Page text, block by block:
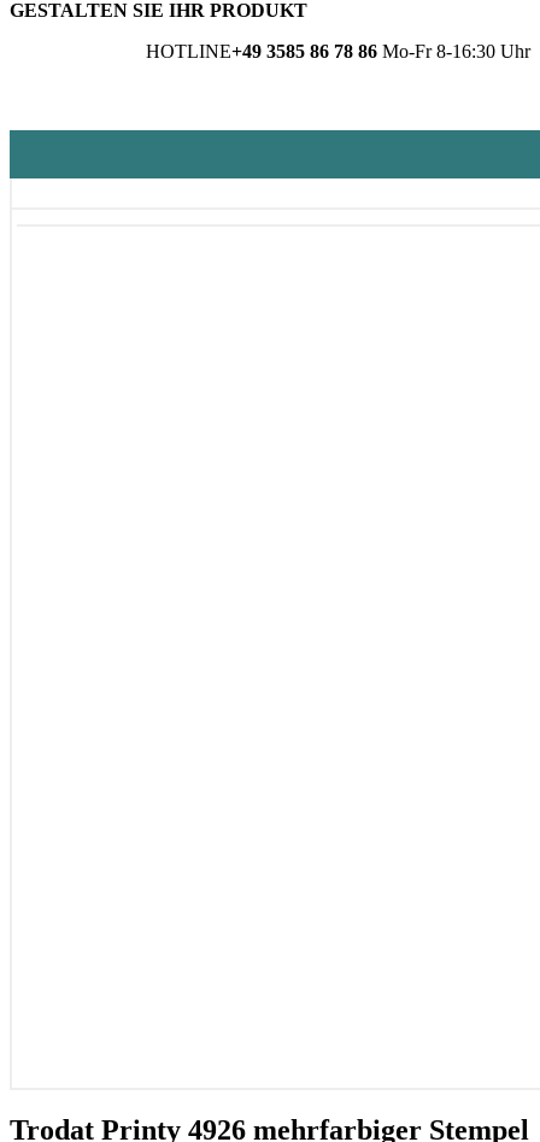
GESTALTEN SIE IHR PRODUKT
HOTLINE+49 3585 86 78 86 Mo-Fr 8-16:30 Uhr
Trodat Printy 4926 mehrfarbiger Stempel